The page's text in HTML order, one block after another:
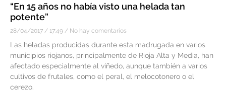
“En 15 años no había visto una helada tan
potente”
28/04/2017 17:49 No hay comentarios
Las heladas producidas durante esta madrugada en varios
municipios riojanos, principalmente de Rioja Alta y Media, han
afectado especialmente al viñedo, aunque también a varios
cultivos de frutales, como el peral, el melocotonero o el
cerezo.